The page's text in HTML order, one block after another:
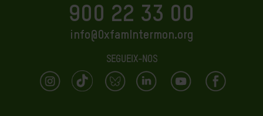
900 22 33 00
info@OxfamIntermon.org
SEGUEIX-NOS